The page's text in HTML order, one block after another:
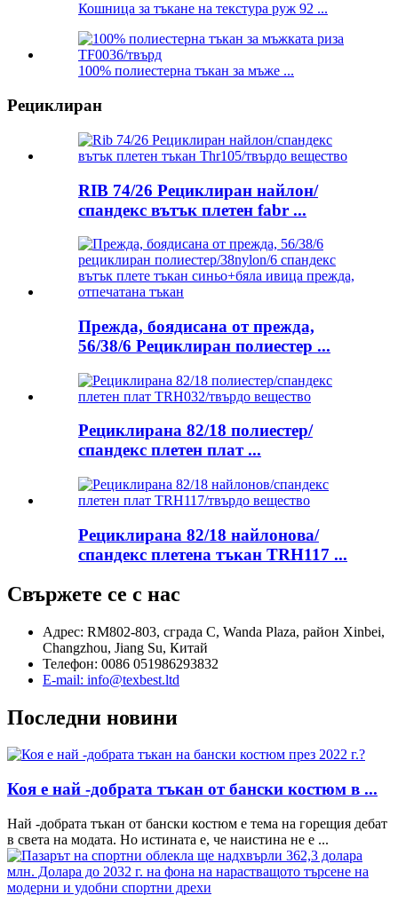
Кошница за тъкане на текстура руж 92 ...
100% полиестерна тъкан за мъже ...
Рециклиран
RIB 74/26 Рециклиран найлон/
спандекс вътък плетен fabr ...
Прежда, боядисана от прежда,
56/38/6 Рециклиран полиестер ...
Рециклирана 82/18 полиестер/
спандекс плетен плат ...
Рециклирана 82/18 найлонова/
спандекс плетена тъкан TRH117 ...
Свържете се с нас
Адрес: RM802-803, сграда C, Wanda Plaza, район Xinbei,
Changzhou, Jiang Su, Китай
Телефон: 0086 051986293832
E-mail: info@texbest.ltd
Последни новини
Коя е най -добрата тъкан от бански костюм в ...
Най -добрата тъкан от бански костюм е тема на горещия дебат
в света на модата. Но истината е, че наистина не е ...